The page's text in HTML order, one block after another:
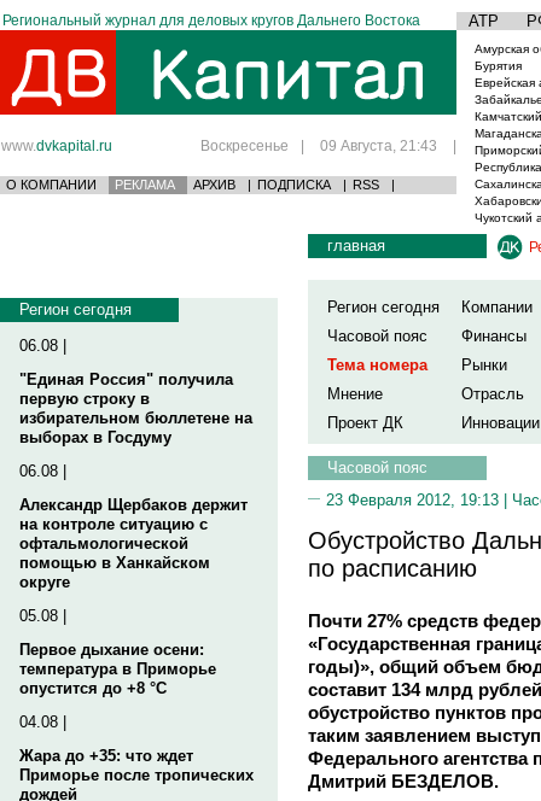
Региональный журнал для деловых кругов Дальнего Востока АТР
www.dvkapital.ru Воскресенье | 09 Августа, 21:43 |
О КОМПАНИИ РЕКЛАМА АРХИВ | ПОДПИСКА | RSS |
Амурская
Бурятия
Еврейская
Чукотский
Регион сегодня
06.08 |
"Единая Россия" получила
первую строку в
избирательном бюллетене на
выборах в Госдуму
06.08 |
Александр Щербаков держит
на контроле ситуацию с
офтальмологической
помощью в Ханкайском
округе
05.08 |
Первое дыхание осени:
температура в Приморье
опустится до +8 °C
04.08 |
Жара до +35: что ждет
Приморье после тропических
дождей
главная
Регион сегодня
Компании
Часовой пояс
Финансы
Тема номера
Рынки
Мнение
Отрасль
Проект ДК
Инновации
Часовой пояс
23 Февраля 2012, 19:13 |
Обустройство
по расписанию
Почти 27% средств
«Государственная
годы)», общий объем
составит 134 млрд
обустройство пунктов
таким заявлением
Федерального агентства
Дмитрий БЕЗДЕЛОВ.